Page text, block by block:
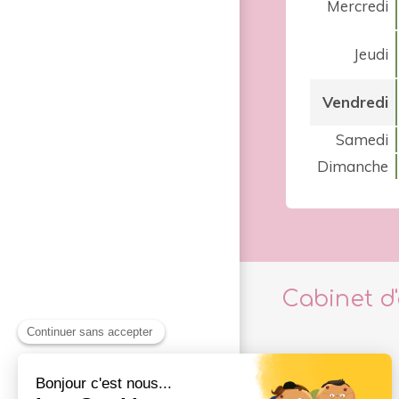
Mercredi
Jeudi
Vendredi
Samedi
Dimanche
Cabinet
En savoir +